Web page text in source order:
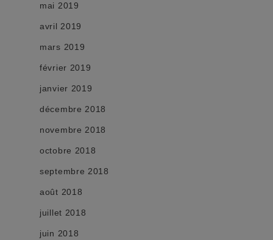
mai 2019
avril 2019
mars 2019
février 2019
janvier 2019
décembre 2018
novembre 2018
octobre 2018
septembre 2018
août 2018
juillet 2018
juin 2018